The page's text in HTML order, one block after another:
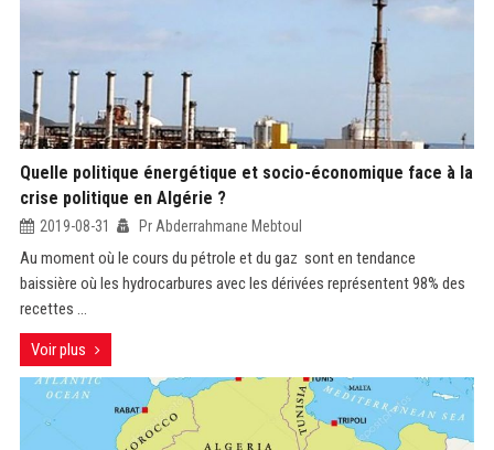
Quelle politique énergétique et socio-économique face à la
crise politique en Algérie ?
2019-08-31 Pr Abderrahmane Mebtoul
Au moment où le cours du pétrole et du gaz sont en tendance
baissière où les hydrocarbures avec les dérivées représentent 98% des
recettes ...
Voir plus